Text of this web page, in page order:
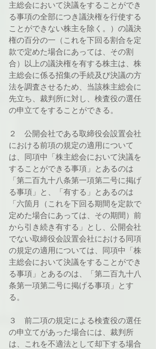
主総会において決議をすることができ
る事項の全部につき議決権を行使する
ことができない株主を除く。）の議決
権の百分の一（これを下回る割合を定
款で定めた場合にあっては、その割
合）以上の議決権を有する株主は、株
主総会に係る招集の手続及び決議の方
法を調査させるため、当該株主総会に
先立ち、裁判所に対し、検査役の選任
の申立てをすることができる。
２　公開会社である取締役会設置会社
における前項の規定の適用について
は、同項中「株主総会において決議を
することができる事項」とあるのは
「第二百九十八条第一項第二号に掲げ
る事項」と、「有する」とあるのは
「六箇月（これを下回る期間を定款で
定めた場合にあっては、その期間）前
から引き続き有する」とし、公開会社
でない取締役会設置会社における同項
の規定の適用については、同項中「株
主総会において決議をすることができ
る事項」とあるのは、「第二百九十八
条第一項第二号に掲げる事項」とす
る。
３　前二項の規定による検査役の選任
の申立てがあった場合には、裁判所
は、これを不適法として却下する場合